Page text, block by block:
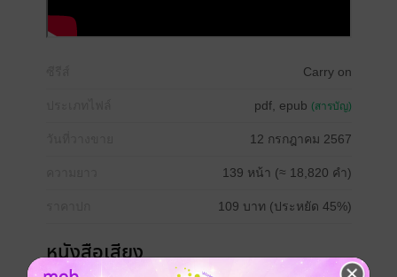
Carry on
pdf, epub (สารบัญ)
12 กรกฎาคม 2567
139 หน้า (≈ 18,820 คำ)
109 บาท (ประหยัด 45%)
หนังสือเสียง